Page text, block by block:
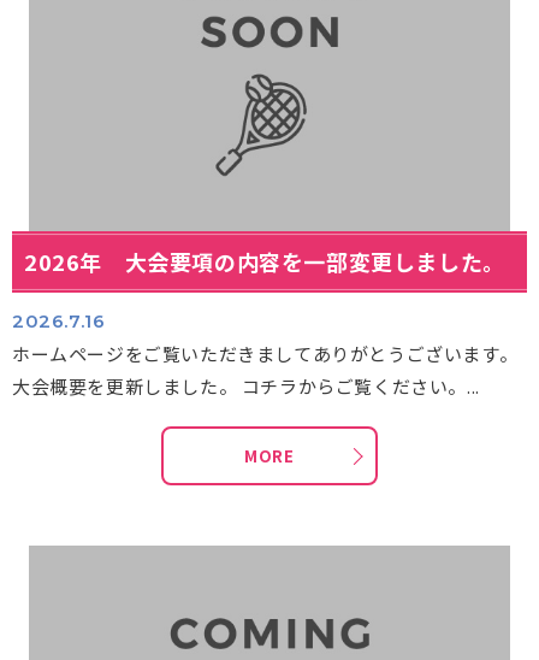
2026年 大会要項の内容を一部変更しました。
2026.7.16
ホームページをご覧いただきましてありがとうございます。
大会概要を更新しました。 コチラからご覧ください。...
MORE